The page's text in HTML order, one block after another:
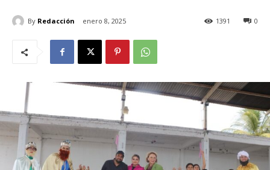
By Redacción enero 8, 2025 0
1391